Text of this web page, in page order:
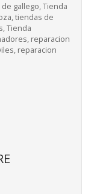
gallego, Tienda
tiendas de
Tienda
reparacion
reparacion